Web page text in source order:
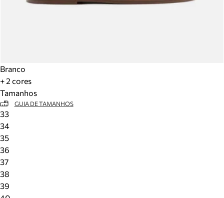
Branco
+ 2 cores
Tamanhos
GUIA DE TAMANHOS
33
34
35
36
37
38
39